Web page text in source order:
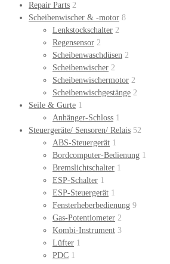
Repair Parts 2
Scheibenwischer & -motor 8
Lenkstockschalter 2
Regensensor 2
Scheibenwaschdüsen 2
Scheibenwischer 2
Scheibenwischermotor 2
Scheibenwischgestänge 2
Seile & Gurte 1
Anhänger-Schloss 1
Steuergeräte/ Sensoren/ Relais 52
ABS-Steuergerät 1
Bordcomputer-Bedienung 1
Bremslichtschalter 1
ESP-Schalter 1
ESP-Steuergerät 1
Fensterheberbedienung 9
Gas-Potentiometer 2
Kombi-Instrument 3
Lüfter 1
PDC 1